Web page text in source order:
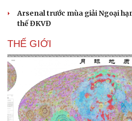
Arsenal trước mùa giải Ngoại
thế ĐKVĐ
THẾ GIỚI